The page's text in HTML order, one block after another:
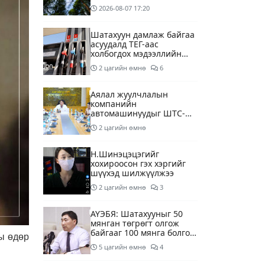
өдөр
2026-08-07 17:20
Шатахуун дамлаж байгаа
асуудалд ТЕГ-аас
холбогдох мэдээллийн
дагуу шалгалтын
ажиллагааг эрчимжүүлж
2 цагийн өмнө 6
Аялал жуулчлалын
компанийн
автомашинуудыг ШТС-
ууд хязгаарлалтгүйгээр
шатахуун олгох
2 цагийн өмнө
Н.Шинэцэцэгийг
хохироосон гэх хэргийг
шүүхэд шилжүүлжээ
2 цагийн өмнө 3
АҮЭБЯ: Шатахууныг 50
мянган төгрөгт олгож
байгааг 100 мянга болгож
нэмэгдүүлэхээр ажиллаж
байна
5 цагийн өмнө 4